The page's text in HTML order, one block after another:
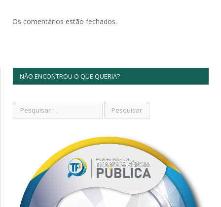
Os comentários estão fechados.
NÃO ENCONTROU O QUE QUERIA?